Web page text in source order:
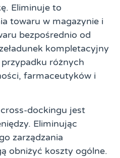
Eliminuje to
towaru w magazynie i
bezpośrednio od
kompletacyjny
różnych
farmaceutyków i
dockingu jest
Eliminując
zarządzania
obniżyć koszty ogólne.